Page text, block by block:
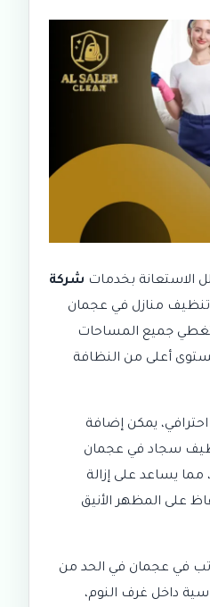
الاستعانة بخدمات شركة
تنظيف منازل في عجمان
جميع المساحات
أعلى من النظافة
يمكن إضافة
سجاد في عجمان
يساعد على إزالة
على المظهر الأنيق
في عجمان في الحد من
داخل غرف النوم،